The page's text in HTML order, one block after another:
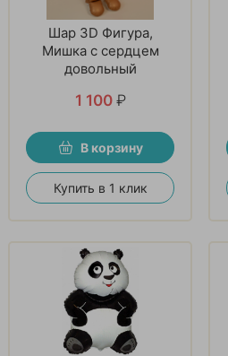
Шар 3D Фигура,
Мишка с сердцем
довольный
1 100 ₽
В корзину
Купить в 1 клик